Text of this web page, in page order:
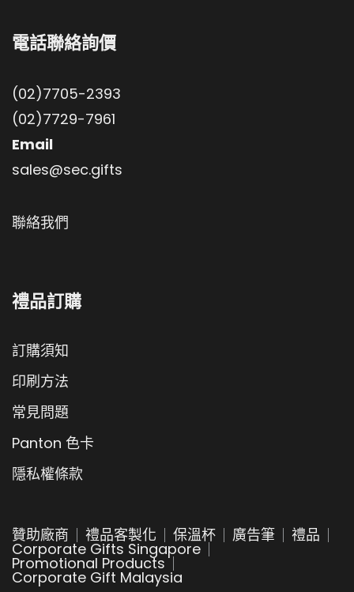
電話聯絡詢價
(02)7705-2393
(02)7729-7961
Email
sales@sec.gifts
聯絡我們
禮品訂購
訂購須知
印刷方法
常見問題
Panton 色卡
隱私權條款
贊助廠商 禮品客製化 保溫杯 廣告筆 禮品
Corporate Gifts Singapore
Promotional Products
Corporate Gift Malaysia